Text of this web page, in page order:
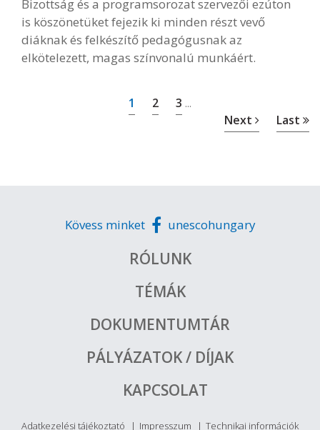
Bizottság és a programsorozat szervezői ezúton
is köszönetüket fejezik ki minden részt vevő
diáknak és felkészítő pedagógusnak az
elkötelezett, magas színvonalú munkáért.
1 2 3 ...
Next Last
Kövess minket unescohungary
RÓLUNK
TÉMÁK
DOKUMENTUMTÁR
PÁLYÁZATOK / DÍJAK
KAPCSOLAT
Adatkezelési tájékoztató Impresszum Technikai információk